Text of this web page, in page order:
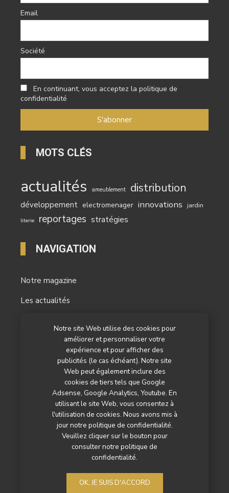
Notre site Web utilise des cookies pour
améliorer et personnaliser votre
expérience et pour afficher des
publicités (le cas échéant). Notre site
Web peut également inclure des
cookies de tiers tels que Google
Adsense, Google Analytics, Youtube. En
utilisant le site Web, vous consentez à
l'utilisation de cookies. Nous avons mis à
jour notre politique de confidentialité.
Veuillez cliquer sur le bouton pour
consulter notre politique de
confidentialité.
OK, JE SUIS D'ACCORD
Email
Société
En continuant, vous acceptez la politique de
confidentialité
MOTS CLÉS
actualités ameublement distribution
développement electromenager innovations jardin
literie reportages stratégies
NAVIGATION
Notre magazine
Les actualités
Nos autres titres
Qui sommes-nous ?
Contactez-nous
Politique de confidentialité